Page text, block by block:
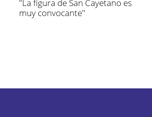
"La figura de San Cayetano es
muy convocante"